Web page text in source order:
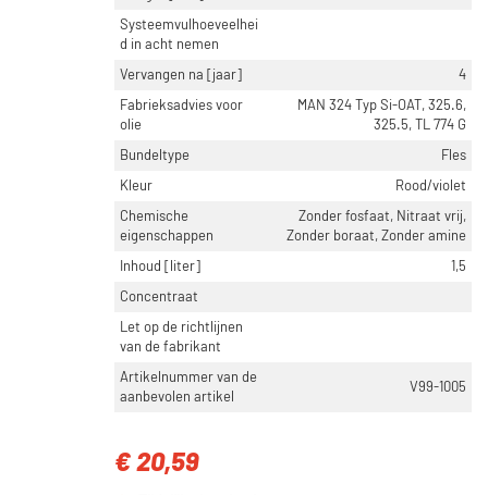
Systeemvulhoeveelhei
d in acht nemen
Vervangen na [jaar]
4
Fabrieksadvies voor
olie
MAN 324 Typ Si-OAT, 325.6,
325.5, TL 774 G
Bundeltype
Fles
Kleur
Rood/violet
Chemische
eigenschappen
Zonder fosfaat, Nitraat vrij,
Zonder boraat, Zonder amine
Inhoud [liter]
1,5
Concentraat
Let op de richtlijnen
van de fabrikant
Artikelnummer van de
aanbevolen artikel
V99-1005
€ 20,59